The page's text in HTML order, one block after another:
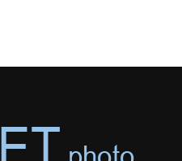
МУАЖ Д.Цэрэндарьзавт